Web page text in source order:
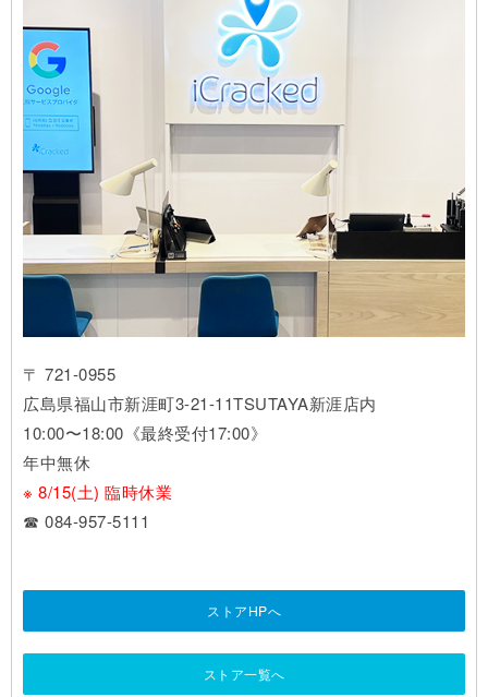
〒 721-0955
広島県福山市新涯町3-21-11TSUTAYA新涯店内
10:00〜18:00《最終受付17:00》
年中無休
※ 8/15(土) 臨時休業
☎ 084-957-5111
ストアHPへ
ストア一覧へ